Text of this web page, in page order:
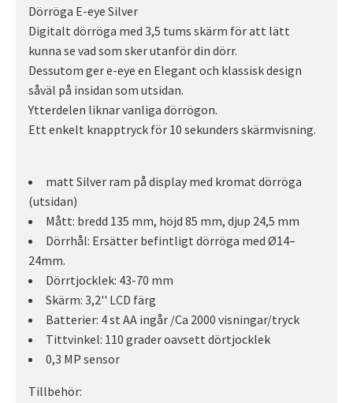
Dörröga E-eye Silver
Digitalt dörröga med 3,5 tums skärm för att lätt
kunna se vad som sker utanför din dörr.
Dessutom ger e-eye en Elegant och klassisk design
såväl på insidan som utsidan.
Ytterdelen liknar vanliga dörrögon.
Ett enkelt knapptryck för 10 sekunders skärmvisning.
matt Silver ram på display med kromat dörröga
(utsidan)
Mått: bredd 135 mm, höjd 85 mm, djup 24,5 mm
Dörrhål: Ersätter befintligt dörröga med Ø14–
24mm.
Dörrtjocklek: 43-70 mm
Skärm: 3,2'' LCD färg
Batterier: 4 st AA ingår /Ca 2000 visningar/tryck
Tittvinkel: 110 grader oavsett dörtjocklek
0,3 MP sensor
Tillbehör: